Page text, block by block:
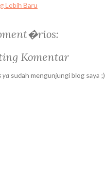
Lebih Baru
Komentar
ya sudah mengunjungi blog saya ;)